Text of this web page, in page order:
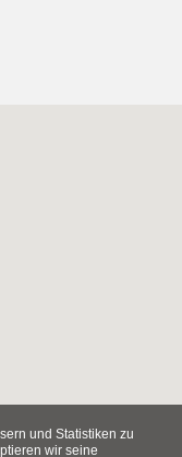
und Statistiken zu
wir seine